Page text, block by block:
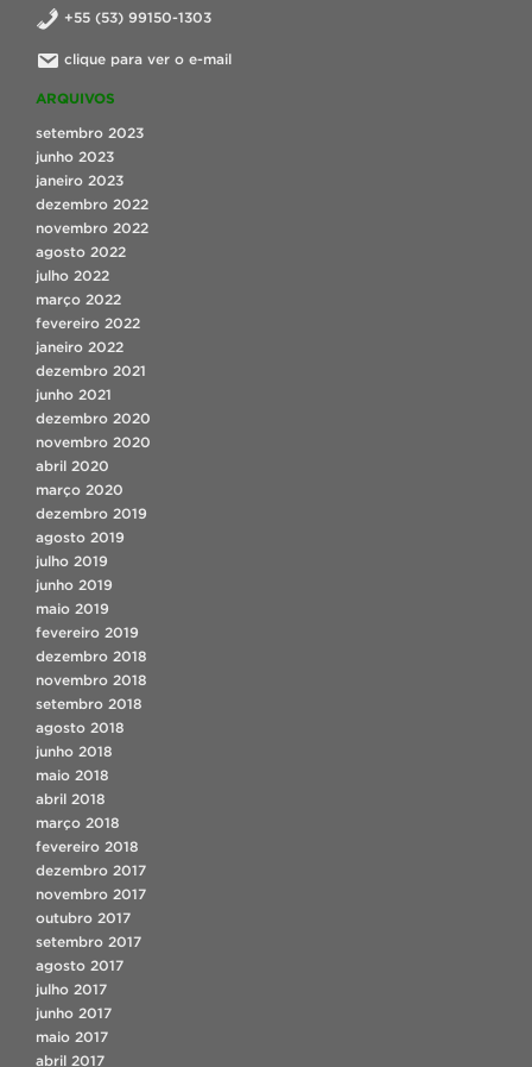
+55 (53) 99150-1303
clique para ver o e-mail
ARQUIVOS
setembro 2023
junho 2023
janeiro 2023
dezembro 2022
novembro 2022
agosto 2022
julho 2022
março 2022
fevereiro 2022
janeiro 2022
dezembro 2021
junho 2021
dezembro 2020
novembro 2020
abril 2020
março 2020
dezembro 2019
agosto 2019
julho 2019
junho 2019
maio 2019
fevereiro 2019
dezembro 2018
novembro 2018
setembro 2018
agosto 2018
junho 2018
maio 2018
abril 2018
março 2018
fevereiro 2018
dezembro 2017
novembro 2017
outubro 2017
setembro 2017
agosto 2017
julho 2017
junho 2017
maio 2017
abril 2017